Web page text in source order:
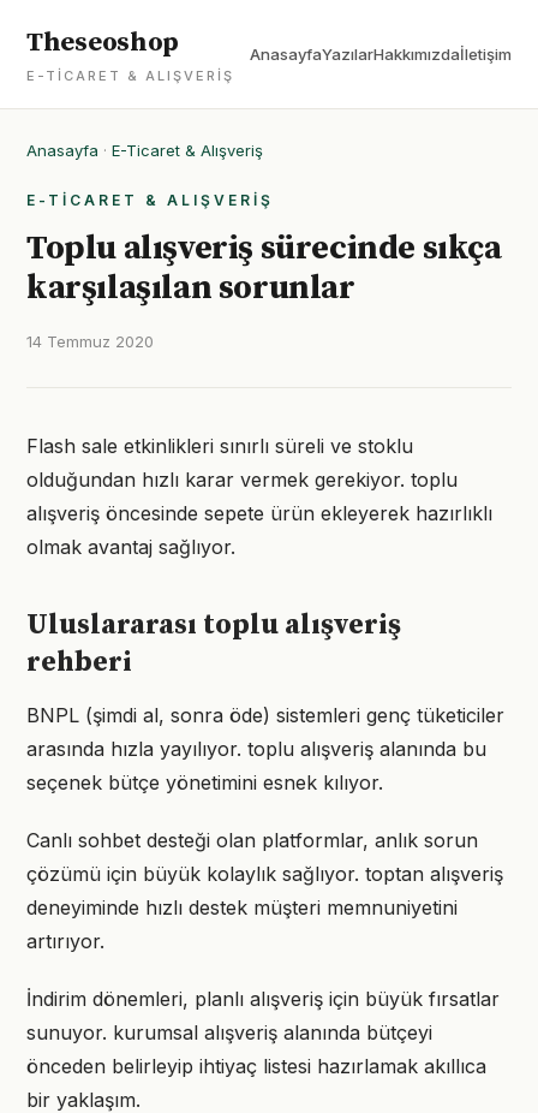
Theseoshop
E-TICARET & ALIŞVERIŞ
AnasayfaYazılarHakkımızdaİletişim
Anasayfa · E-Ticaret & Alışveriş
E-TICARET & ALIŞVERIŞ
Toplu alışveriş sürecinde sıkça
karşılaşılan sorunlar
14 Temmuz 2020
Flash sale etkinlikleri sınırlı süreli ve stoklu
olduğundan hızlı karar vermek gerekiyor. toplu
alışveriş öncesinde sepete ürün ekleyerek hazırlıklı
olmak avantaj sağlıyor.
Uluslararası toplu alışveriş
rehberi
BNPL (şimdi al, sonra öde) sistemleri genç tüketiciler
arasında hızla yayılıyor. toplu alışveriş alanında bu
seçenek bütçe yönetimini esnek kılıyor.
Canlı sohbet desteği olan platformlar, anlık sorun
çözümü için büyük kolaylık sağlıyor. toptan alışveriş
deneyiminde hızlı destek müşteri memnuniyetini
artırıyor.
İndirim dönemleri, planlı alışveriş için büyük fırsatlar
sunuyor. kurumsal alışveriş alanında bütçeyi
önceden belirleyip ihtiyaç listesi hazırlamak akıllıca
bir yaklaşım.